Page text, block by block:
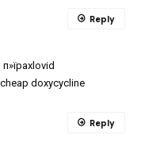
п»їpaxlovid
cheap doxycycline
Reply
Reply